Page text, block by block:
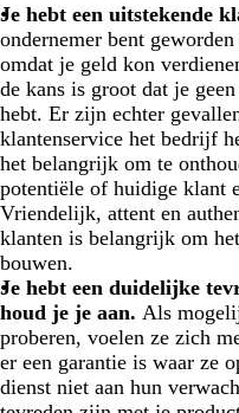
Je hebt een uitstekende
ondernemer bent
omdat je geld kon
de kans is groot dat je
hebt. Er zijn echter
klantenservice het bedrijf
het belangrijk om te
potentiële of huidige klant
Vriendelijk, attent en
klanten is belangrijk om
bouwen.
Je hebt een duidelijke
houd je je aan. Als
proberen, voelen ze zich
er een garantie is waar ze
dienst niet aan hun